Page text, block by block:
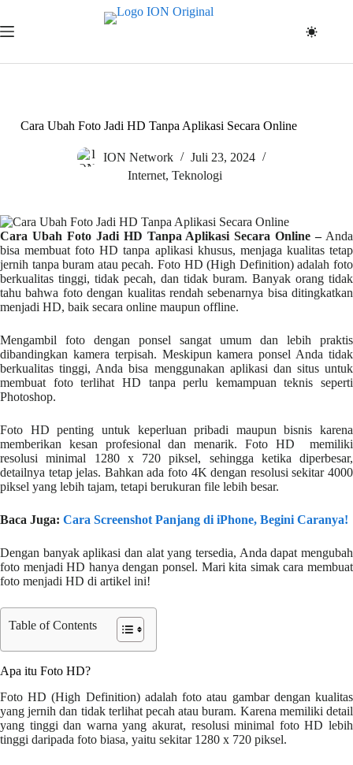
content
Cara Ubah Foto Jadi HD Tanpa Aplikasi Secara Online
ION Network
Juli 23, 2024
Internet, Teknologi
Cara Ubah Foto Jadi HD Tanpa Aplikasi Secara Online –Anda
bisa membuat foto HD tanpa aplikasi khusus, menjaga kualitas tetap
jernih tanpa buram atau pecah. Foto HD (High Definition) adalah foto
berkualitas tinggi, tidak pecah, dan tidak buram. Banyak orang tidak
tahu bahwa foto dengan kualitas rendah sebenarnya bisa ditingkatkan
menjadi HD, baik secara online maupun offline.
Mengambil foto dengan ponsel sangat umum dan lebih praktis
dibandingkan kamera terpisah. Meskipun kamera ponsel Anda tidak
berkualitas tinggi, Anda bisa menggunakan aplikasi dan situs untuk
membuat foto terlihat HD tanpa perlu kemampuan teknis seperti
Photoshop.
Foto HD penting untuk keperluan pribadi maupun bisnis karena
memberikan kesan profesional dan menarik. Foto HD memiliki
resolusi minimal 1280 x 720 piksel, sehingga ketika diperbesar,
detailnya tetap jelas. Bahkan ada foto 4K dengan resolusi sekitar 4000
piksel yang lebih tajam, tetapi berukuran file lebih besar.
Baca Juga: Cara Screenshot Panjang di iPhone, Begini Caranya!
Dengan banyak aplikasi dan alat yang tersedia, Anda dapat mengubah
foto menjadi HD hanya dengan ponsel. Mari kita simak cara membuat
foto menjadi HD di artikel ini!
Table of Contents
Apa itu Foto HD?
Foto HD (High Definition) adalah foto atau gambar dengan kualitas
yang jernih dan tidak terlihat pecah atau buram. Karena memiliki detail
yang tinggi dan warna yang akurat, resolusi minimal foto HD lebih
tinggi daripada foto biasa, yaitu sekitar 1280 x 720 piksel.